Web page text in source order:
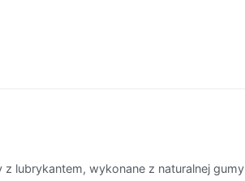
lubrykantem, wykonane z naturalnej gumy